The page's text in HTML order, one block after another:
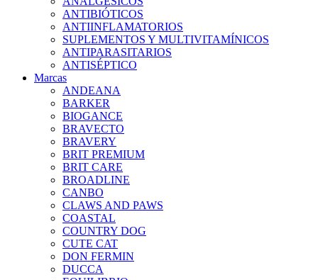
ANTIBIÓTICOS
ANTIINFLAMATORIOS
SUPLEMENTOS Y MULTIVITAMÍNICOS
ANTIPARASITARIOS
ANTISÉPTICO
Marcas
ANDEANA
BARKER
BIOGANCE
BRAVECTO
BRAVERY
BRIT PREMIUM
BRIT CARE
BROADLINE
CANBO
CLAWS AND PAWS
COASTAL
COUNTRY DOG
CUTE CAT
DON FERMIN
DUCCA